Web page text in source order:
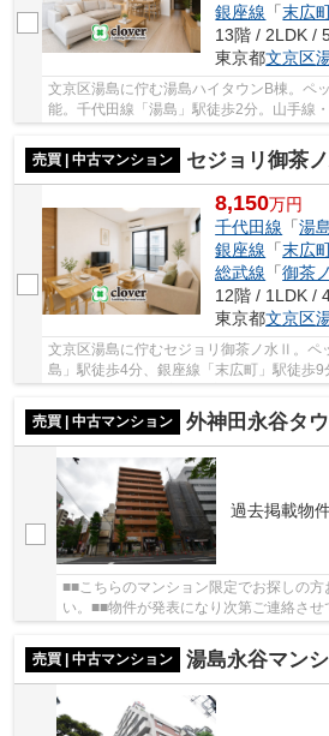
銀座線 「末広
13階 / 2LDK /
東京都文京区
文京区湯島に佇む湯島ハイタウンB棟。ペ
能。千代田線「湯島」駅徒歩2分。山手線
8分。銀座線「上野広小路」駅徒歩6分と利
売買 | 中古マンション
セジョリ御茶
8,150万円
千代田線 「湯
銀座線 「末広
総武線 「御茶
12階 / 1LDK /
東京都文京区
文京区湯島に佇むセジョリ御茶ノ水Ⅱ。ペ
島」駅徒歩4分、銀座線「末広町」駅徒歩
売買 | 中古マンション
外神田永谷タ
過去掲載物
■■こちらのマンション限定でお探しの方
い。■■物件が発表になり次第ご連絡させ
売買 | 中古マンション 湯島永谷マン